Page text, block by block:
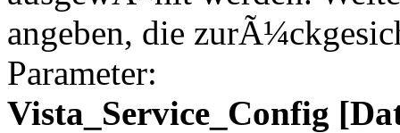
angeben, die
Parameter:
Vista_Service_Config